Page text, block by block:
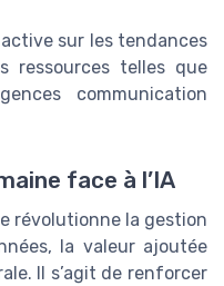
sur les tendances
ressources telles que
communication
face à l’IA
révolutionne la gestion
la valeur ajoutée
Il s’agit de renforcer